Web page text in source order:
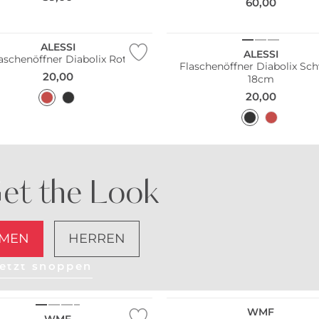
ALESSI
Diabolix Rot
20,00
ALESSI
Flaschenöffner Diabolix
18cm
20,00
the Look
HERREN
shoppen
WMF